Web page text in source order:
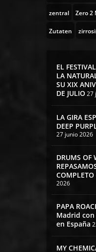
zentral Zero 2
Zutaten
EL
LA
SU XIX
DE JULIO27
LA GIRA
DEEP
27 junio 2026
DRUMS OF
COMPLETO
2026
PAPA
Madrid con
en España
MY